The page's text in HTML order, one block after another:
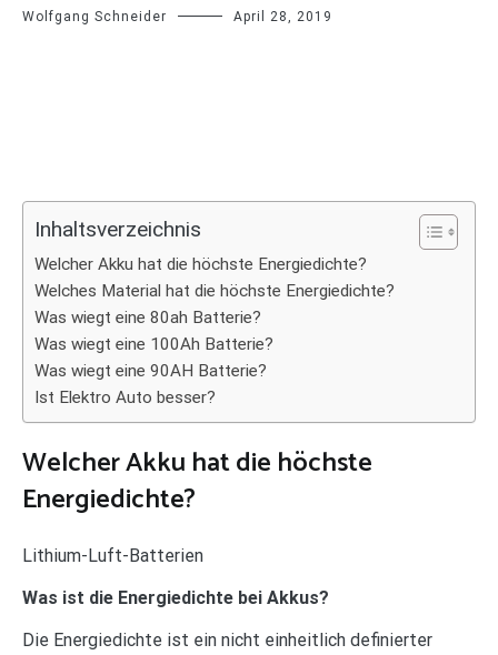
Wolfgang Schneider April 28, 2019
Inhaltsverzeichnis
Welcher Akku hat die höchste Energiedichte?
Welches Material hat die höchste Energiedichte?
Was wiegt eine 80ah Batterie?
Was wiegt eine 100Ah Batterie?
Was wiegt eine 90AH Batterie?
Ist Elektro Auto besser?
Welcher Akku hat die höchste
Energiedichte?
Lithium-Luft-Batterien
Was ist die Energiedichte bei Akkus?
Die Energiedichte ist ein nicht einheitlich definierter